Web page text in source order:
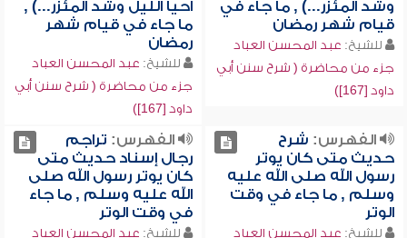
وشد المئزر...) , ما جاء في
قيام شهر رمضان
للشيخ: عبد المحسن العباد
جزء من محاضرة ( شرح سنن أبي
داود [167])
أحيا الليل وشد المئزر...) ,
ما جاء في قيام شهر
رمضان
للشيخ: عبد المحسن العباد
جزء من محاضرة ( شرح سنن أبي
داود [167])
الفهرس: شرح
حديث متى كان يوتر
رسول الله صلى الله عليه
وسلم , ما جاء في وقت
الوتر
للشيخ: عبد المحسن العباد
الفهرس: تراجم
رجال إسناد حديث متى
كان يوتر رسول الله صلى
الله عليه وسلم , ما جاء
في وقت الوتر
للشيخ: عبد المحسن العباد